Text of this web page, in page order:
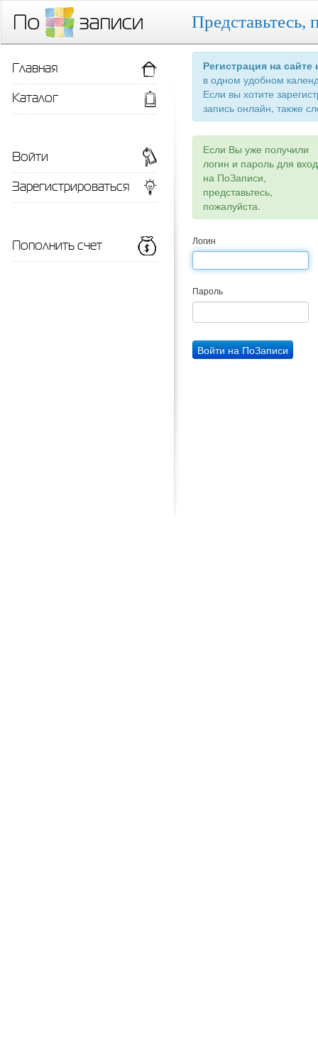
Представьтесь,
Регистрация на
в одном удобном
Если вы хотите
запись онлайн, также
Если Вы уже получили
логин и пароль для
на ПоЗаписи,
представьтесь,
пожалуйста.
Логин
Пароль
Главная
Каталог
Войти
Зарегистрироваться
Пополнить счет